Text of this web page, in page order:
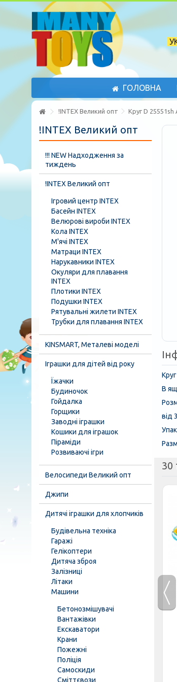
ГОЛОВНА
!INTEX Великий опт Круг D 25551sh
В
від
30
Очки для плавания 55611
(12шт/ящ) INTEX, 3 цвета,...
702,98 грн.
!INTEX Великий опт
!!! NEW Надходження за
тиждень
!INTEX Великий опт
Ігровий центр INTEX
Басейн INTEX
Велюрові вироби INTEX
Кола INTEX
М'ячі INTEX
Матраци INTEX
Нарукавники INTEX
Окуляри для плавання
INTEX
Плотики INTEX
Подушки INTEX
Рятувальні жилети INTEX
Трубки для плавання INTEX
KINSMART, Металеві моделі
Іграшки для дітей від року
Їжачки
Будиночок
Гойдалка
Горщики
Заводні іграшки
Кошики для іграшок
Піраміди
Розвиваючі ігри
Велосипеди Великий опт
Джипи
Дитячі іграшки для хлопчиків
Будівельна техніка
Гаражі
Гелікоптери
Дитяча зброя
Залізниці
Літаки
Машини
Бетонозмішувачі
Вантажівки
Екскаватори
Крани
Пожежні
Поліція
Самоскиди
Сміттєвози